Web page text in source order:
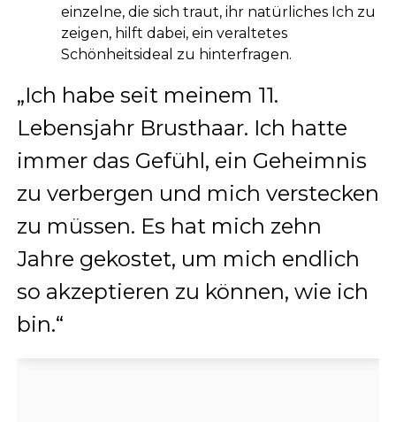
einzelne, die sich traut, ihr natürliches Ich zu
zeigen, hilft dabei, ein veraltetes
Schönheitsideal zu hinterfragen.
„Ich habe seit meinem 11.
Lebensjahr Brusthaar. Ich hatte
immer das Gefühl, ein Geheimnis
zu verbergen und mich verstecken
zu müssen. Es hat mich zehn
Jahre gekostet, um mich endlich
so akzeptieren zu können, wie ich
bin.“